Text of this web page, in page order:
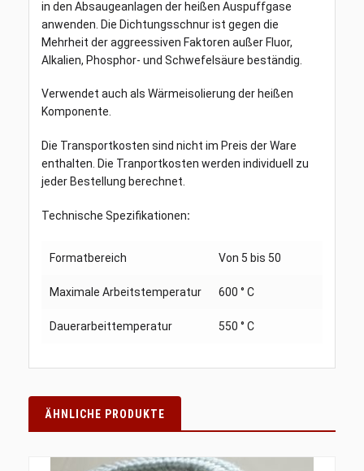
in den Absaugeanlagen der heißen Auspuffgase
anwenden. Die Dichtungsschnur ist gegen die
Mehrheit der aggreessiven Faktoren außer Fluor,
Alkalien, Phosphor- und Schwefelsäure beständig.
Verwendet auch als Wärmeisolierung der heißen
Komponente.
Die Transportkosten sind nicht im Preis der Ware
enthalten. Die Tranportkosten werden individuell zu
jeder Bestellung berechnet.
Technische Spezifikationen:
Formatbereich Von 5 bis 50
Maximale Arbeitstemperatur 600 ° C
Dauerarbeittemperatur 550 ° C
ÄHNLICHE PRODUKTE